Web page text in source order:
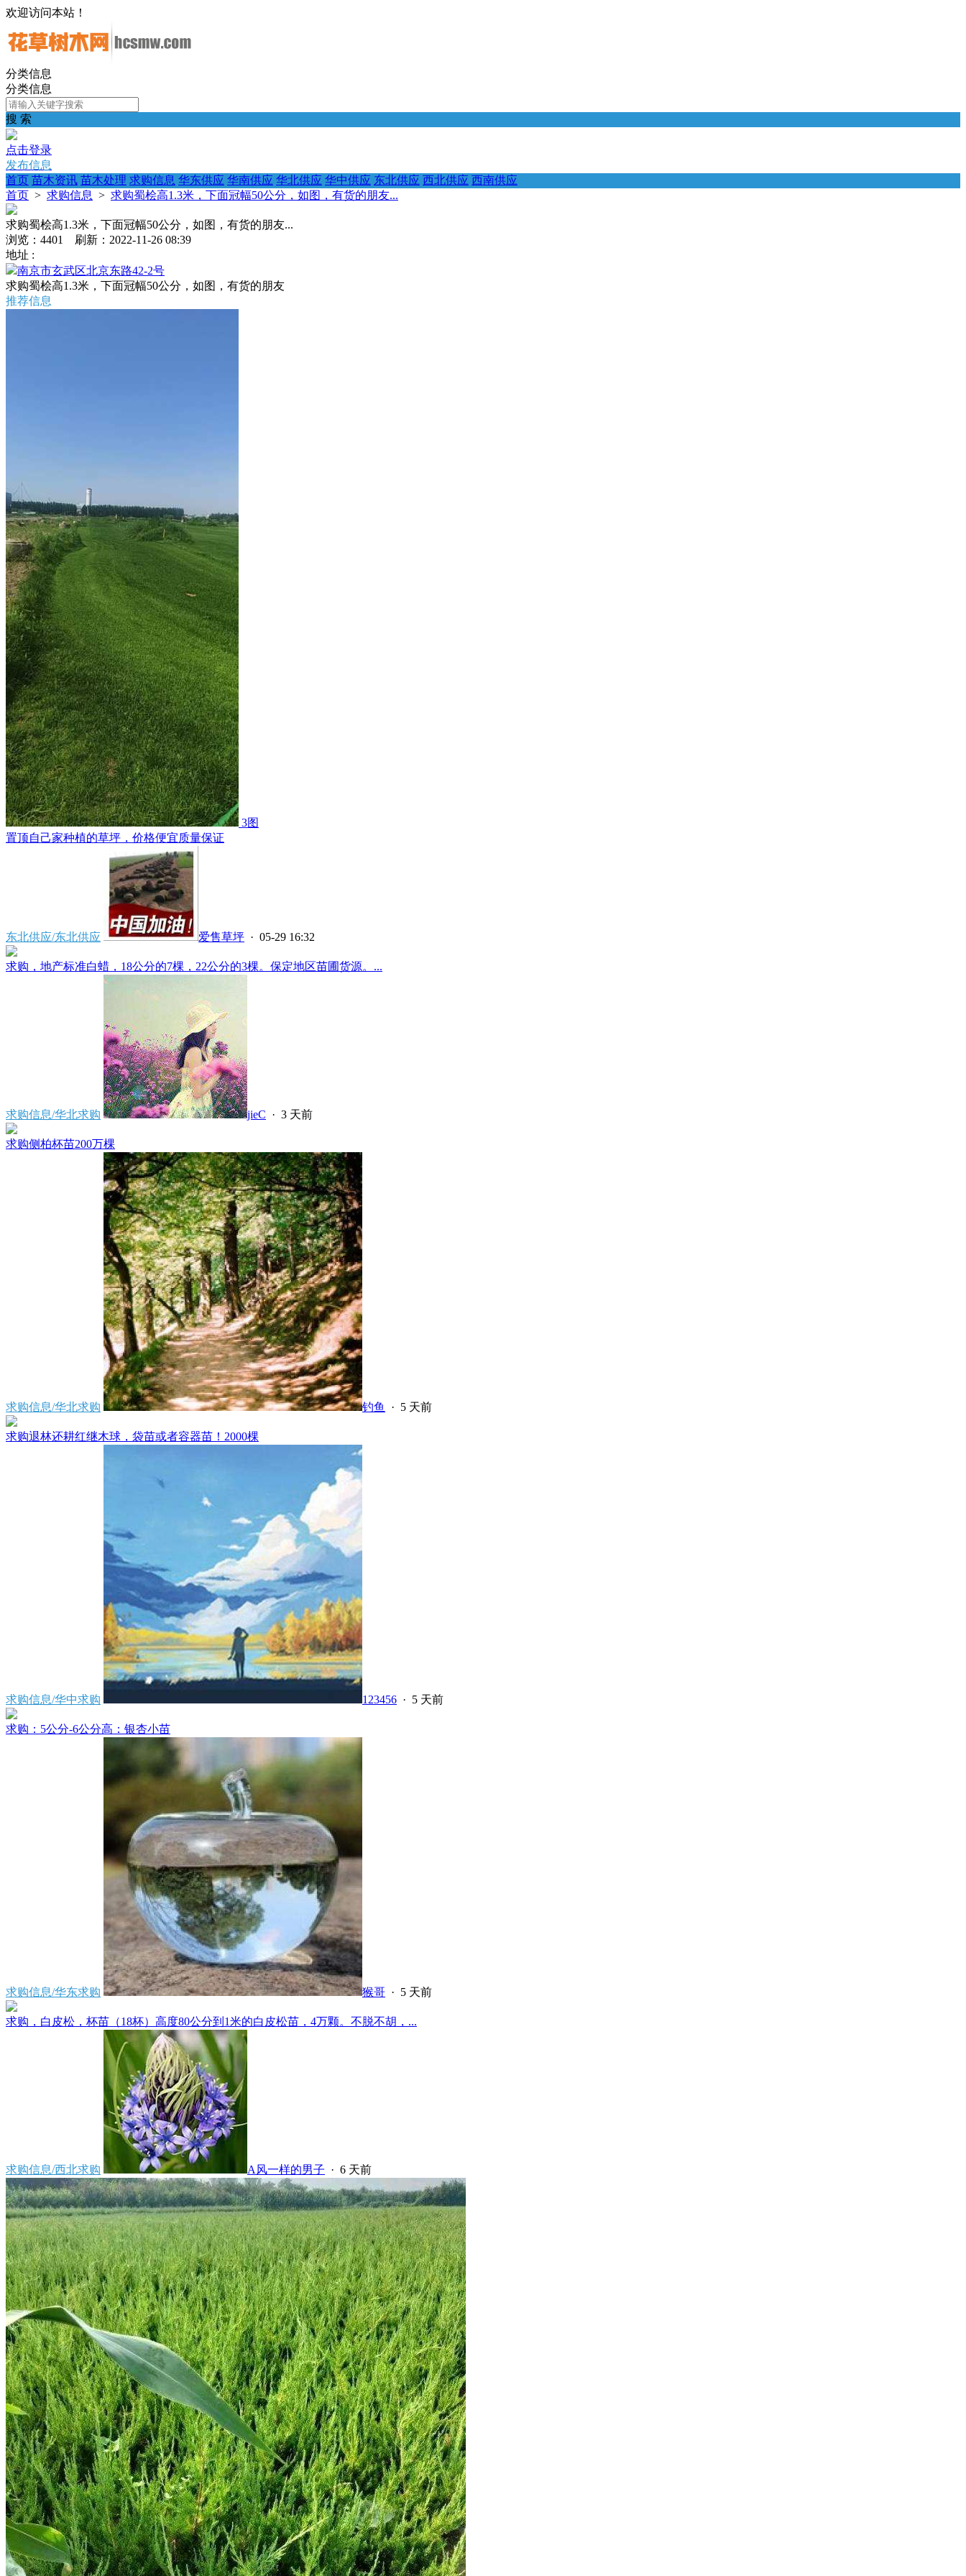
欢迎访问本站！
分类信息
分类信息
搜 索
点击登录
发布信息
首页 苗木资讯 苗木处理 求购信息 华东供应 华南供应 华北供应 华中供应 东北供应 西北供应 西南供应
首页 > 求购信息 > 求购蜀桧高1.3米，下面冠幅50公分，如图，有货的朋友...
求购蜀桧高1.3米，下面冠幅50公分，如图，有货的朋友...
浏览：4401 刷新：2022-11-26 08:39
地址 :
南京市玄武区北京东路42-2号
求购蜀桧高1.3米，下面冠幅50公分，如图，有货的朋友
推荐信息
3图
置顶自己家种植的草坪，价格便宜质量保证
东北供应/东北供应 爱售草坪 · 05-29 16:32
求购，地产标准白蜡，18公分的7棵，22公分的3棵。保定地区苗圃货源。...
求购信息/华北求购 jieC · 3 天前
求购侧柏杯苗200万棵
求购信息/华北求购 钓鱼 · 5 天前
求购退林还耕红继木球，袋苗或者容器苗！2000棵
求购信息/华中求购 123456 · 5 天前
求购：5公分-6公分高：银杏小苗
求购信息/华东求购 猴哥 · 5 天前
求购，白皮松，杯苗（18杯）高度80公分到1米的白皮松苗，4万颗。不脱不胡，...
求购信息/西北求购 A风一样的男子 · 6 天前